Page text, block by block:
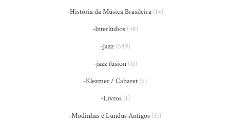
-História da Música Brasileira(14)
-Interlúdios(48)
-Jazz(589)
-jazz fusion(11)
-Klezmer / Cabaret (6)
-Livros(1)
-Modinhas e Lundus Antigos (31)